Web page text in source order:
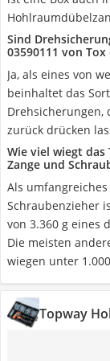
Sind
03590111 von
Ja, als eines von
beinhaltet das
Drehsicherungen,
zurück drücken
Wie viel wiegt das
Zange und
Als
Schraubenzieher
von 3.360 g eines
Die meisten
wiegen unter
Topway